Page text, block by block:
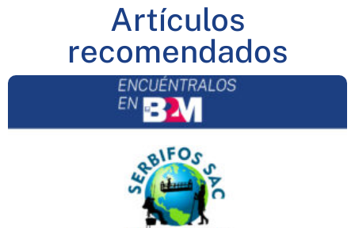
Artículos
recomendados